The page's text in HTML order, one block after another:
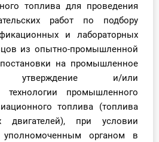
топлива для проведения
работ по подбору
и лабораторных
из опытно-промышленной
на промышленное
утверждение и/или
технологии промышленного
топлива (топлива
двигателей), при условии
уполномоченным органом в